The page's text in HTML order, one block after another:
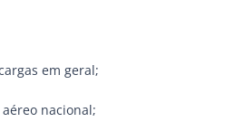
em geral;
nacional;